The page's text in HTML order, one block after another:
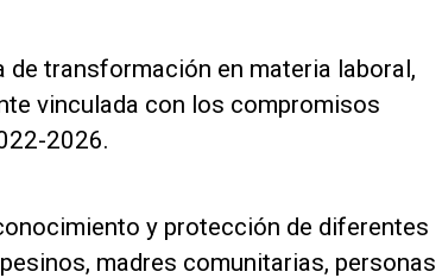
de transformación en materia laboral,
vinculada con los compromisos
2026.
y protección de diferentes
madres comunitarias, personas